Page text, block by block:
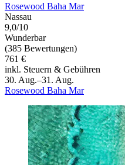
Rosewood Baha Mar
Nassau
9,0/10
Wunderbar
(385 Bewertungen)
761 €
inkl. Steuern & Gebühren
30. Aug.–31. Aug.
Rosewood Baha Mar